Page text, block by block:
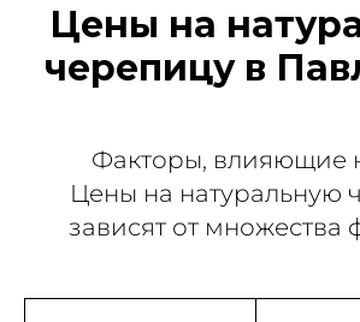
Цены на
черепицу в
Факторы, влияющие
Цены на натуральную
зависят от множества